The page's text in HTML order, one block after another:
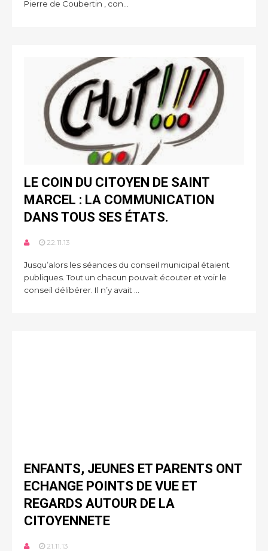
Pierre de Coubertin , con...
LE COIN DU CITOYEN DE SAINT
MARCEL : LA COMMUNICATION
DANS TOUS SES ÉTATS.
22.11.13
Jusqu’alors les séances du conseil municipal étaient
publiques. Tout un chacun pouvait écouter et voir le
conseil délibérer. Il n’y avait ...
ENFANTS, JEUNES ET PARENTS ONT
ECHANGE POINTS DE VUE ET
REGARDS AUTOUR DE LA
CITOYENNETE
21.11.13